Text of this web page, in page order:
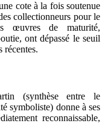
cote à la fois soutenue
collectionneurs pour le
œuvres de maturité,
ont dépassé le seuil
récentes.
(synthèse entre le
symboliste) donne à ses
reconnaissable,